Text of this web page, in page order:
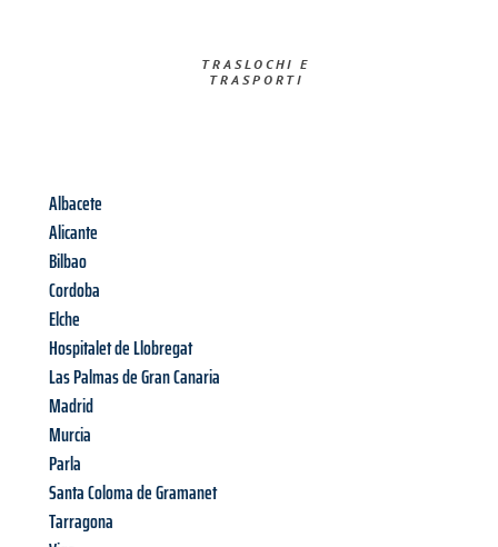
TRASLOCHI E
TRASPORTI​
Albacete
Alicante
Bilbao
Cordoba
Elche
Hospitalet de Llobregat
Las Palmas de Gran Canaria
Madrid
Murcia
Parla
Santa Coloma de Gramanet
Tarragona